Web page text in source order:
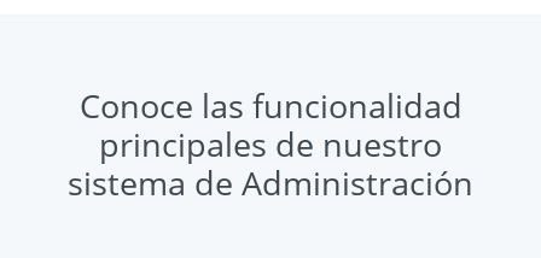
Conoce las funcionalidad
principales de nuestro
sistema de Administración